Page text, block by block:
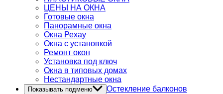
ЦЕНЫ НА ОКНА
Готовые окна
Панорамные окна
Окна Рехау
Окна с установкой
Ремонт окон
Установка под ключ
Окна в типовых домах
Нестандартные окна
Показывать подменю
Остекление балконов